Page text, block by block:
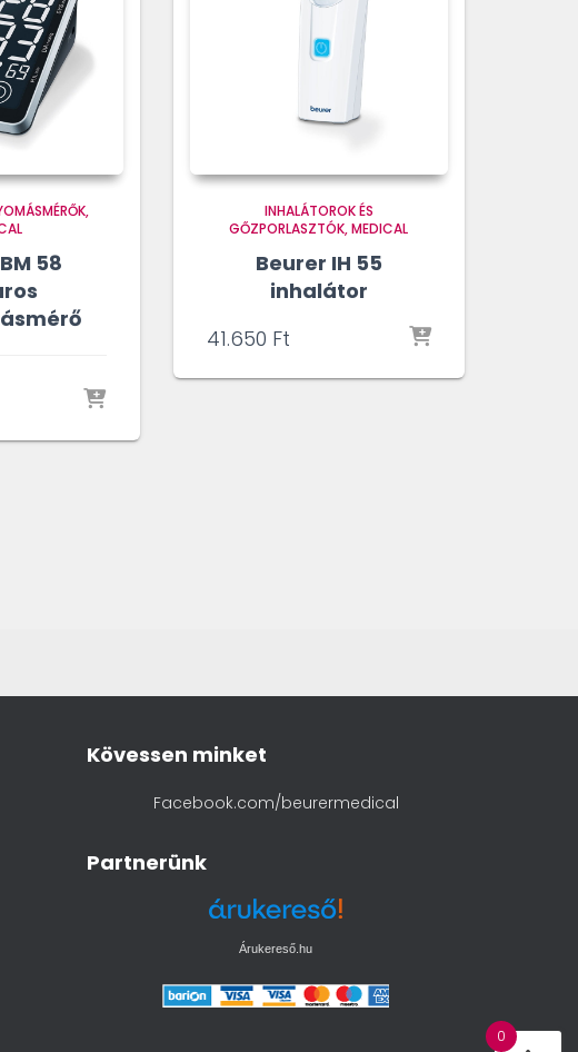
58
INHALÁTOROK ÉS
GŐZPORLASZTÓK MEDICAL
Beurer IH 55
inhalátor
41.650 Ft
Kövessen minket
Facebook.com/beurermedical
Partnerünk
Árukereső.hu
0